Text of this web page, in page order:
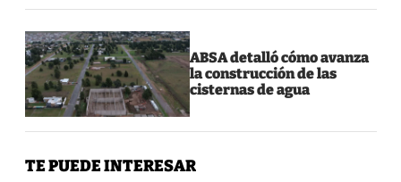
ABSA detalló cómo avanza
la construcción de las
cisternas de agua
TE PUEDE INTERESAR